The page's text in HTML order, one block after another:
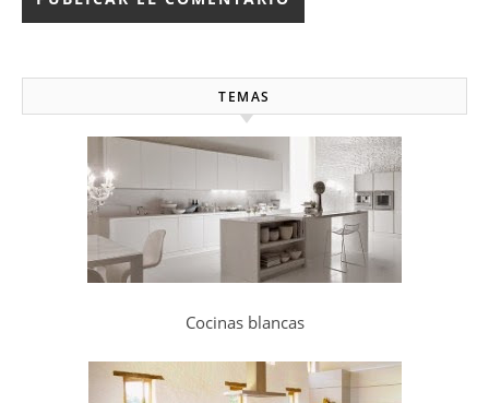
TEMAS
Cocinas blancas